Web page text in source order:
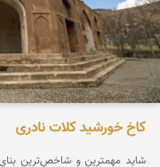
کاخ خورشید کلات نادری
شاید مهمترین و شاخص‌ترین